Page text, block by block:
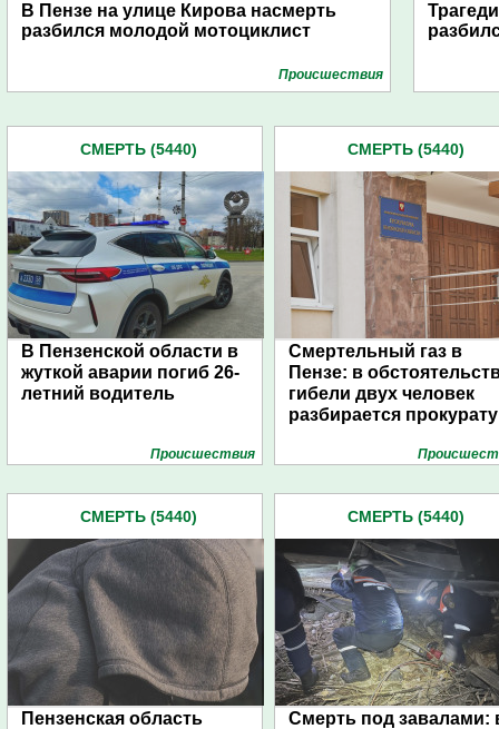
В Пензе на улице Кирова насмерть
разбился молодой мотоциклист
Проиcшествия
СМЕРТЬ (5440)
В Пензенской области в
жуткой аварии погиб 26-
летний водитель
Проиcшествия
СМЕРТЬ (5440)
Смертельный газ в
Пензе: в
гибели двух человек
разбирается
СМЕРТЬ (5440)
Пензенская область
СМЕРТЬ (5440)
Смерть под завалами: